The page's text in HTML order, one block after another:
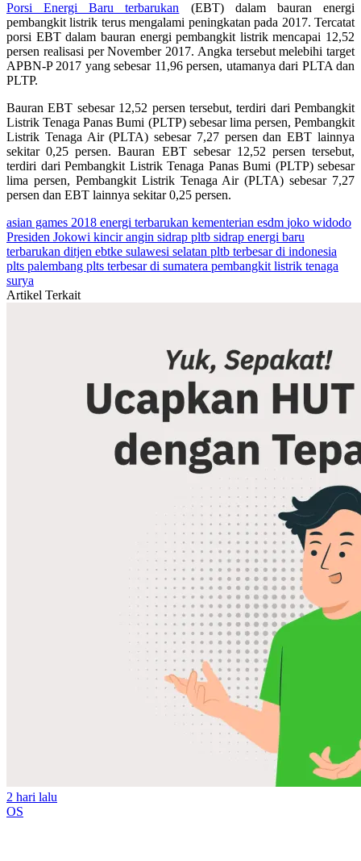
Porsi Energi Baru terbarukan (EBT) dalam bauran energi
pembangkit listrik terus mengalami peningkatan pada 2017. Tercatat
porsi EBT dalam bauran energi pembangkit listrik mencapai 12,52
persen realisasi per November 2017. Angka tersebut melebihi target
APBN-P 2017 yang sebesar 11,96 persen, utamanya dari PLTA dan
PLTP.
Bauran EBT sebesar 12,52 persen tersebut, terdiri dari Pembangkit
Listrik Tenaga Panas Bumi (PLTP) sebesar lima persen, Pembangkit
Listrik Tenaga Air (PLTA) sebesar 7,27 persen dan EBT lainnya
sekitar 0,25 persen. Bauran EBT sebesar 12,52 persen tersebut,
terdiri dari Pembangkit Listrik Tenaga Panas Bumi (PLTP) sebesar
lima persen, Pembangkit Listrik Tenaga Air (PLTA) sebesar 7,27
persen dan EBT lainnya sekitar 0,25 persen.
asian games 2018 energi terbarukan kementerian esdm joko widodo
Presiden Jokowi kincir angin sidrap pltb sidrap energi baru
terbarukan ditjen ebtke sulawesi selatan pltb terbesar di indonesia
plts palembang plts terbesar di sumatera pembangkit listrik tenaga
surya
Artikel Terkait
2 hari lalu
OS